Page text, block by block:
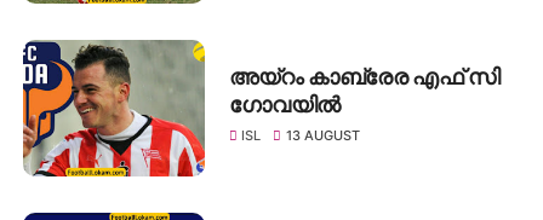
അയ്റം കാബ്രേര എഫ് സി
ഗോവയിൽ
ISL 13 AUGUST